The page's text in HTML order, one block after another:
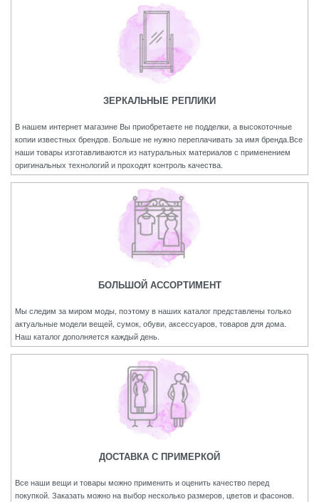
ЗЕРКАЛЬНЫЕ РЕПЛИКИ
В нашем интернет магазине Вы приобретаете не подделки, а высокоточные
копии известных брендов. Больше не нужно переплачивать за имя бренда.Все
наши товары изготавливаются из натуральных материалов с применением
оригинальных технологий и проходят контроль качества.
БОЛЬШОЙ АССОРТИМЕНТ
Мы следим за миром моды, поэтому в наших каталог представлены только
актуальные модели вещей, сумок, обуви, аксессуаров, товаров для дома.
Наш каталог дополняется каждый день.
ДОСТАВКА С ПРИМЕРКОЙ
Все наши вещи и товары можно применить и оценить качество перед
покупкой. Заказать можно на выбор несколько размеров, цветов и фасонов.